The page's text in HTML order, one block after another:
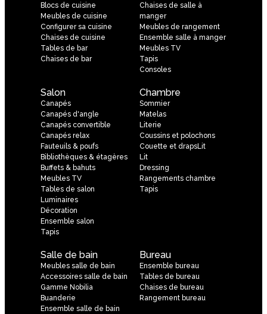
Blocs de cuisine
Meubles de cuisine
Configurer sa cuisine
Chaises de cuisine
Tables de bar
Chaises de bar
Chaises de salle à
manger
Meubles de rangement
Ensemble salle à manger
Meubles TV
Tapis
Consoles
Salon
Canapés
Canapés d'angle
Canapés convertible
Canapés relax
Fauteuils & poufs
Bibliothèques & étagères
Buffets & bahuts
Meubles TV
Tables de salon
Luminaires
Décoration
Ensemble salon
Tapis
Chambre
Sommier
Matelas
Literie
Coussins et polochons
Couette et drapsLit
Lit
Dressing
Rangements chambre
Tapis
Salle de bain
Meubles salle de bain
Accessoires salle de bain
Gamme Nobilia
Buanderie
Ensemble salle de bain
Bureau
Ensemble bureau
Tables de bureau
Chaises de bureau
Rangement bureau